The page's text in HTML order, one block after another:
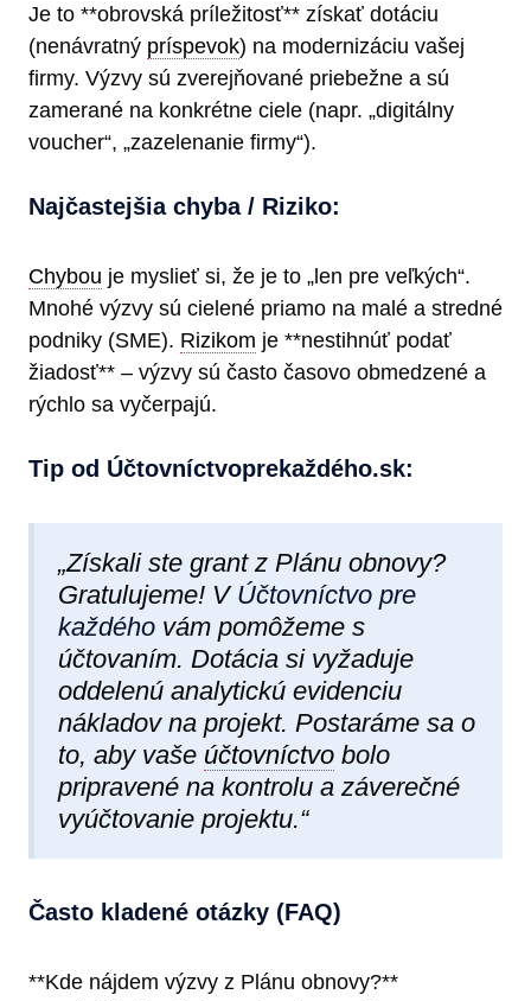
Je to **obrovská príležitosť** získať dotáciu
(nenávratný príspevok) na modernizáciu vašej
firmy. Výzvy sú zverejňované priebežne a sú
zamerané na konkrétne ciele (napr. „digitálny
voucher“, „zazelenanie firmy“).
Najčastejšia chyba / Riziko:
Chybou je myslieť si, že je to „len pre veľkých“.
Mnohé výzvy sú cielené priamo na malé a stredné
podniky (SME). Rizikom je **nestihnúť podať
žiadosť** – výzvy sú často časovo obmedzené a
rýchlo sa vyčerpajú.
Tip od Účtovníctvoprekaždéh​o.sk:
„Získali ste grant z Plánu obnovy?
Gratulujeme! V Účtovníctvo pre
každého vám pomôžeme s
účtovaním. Dotácia si vyžaduje
oddelenú analytickú evidenciu
nákladov na projekt. Postaráme sa o
to, aby vaše účtovníctvo bolo
pripravené na kontrolu a záverečné
vyúčtovanie projektu.“
Často kladené otázky (FAQ)
**Kde nájdem výzvy z Plánu obnovy?**